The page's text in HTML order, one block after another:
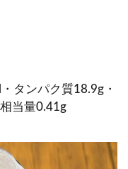
タンパク質18.9g・
当量0.41g